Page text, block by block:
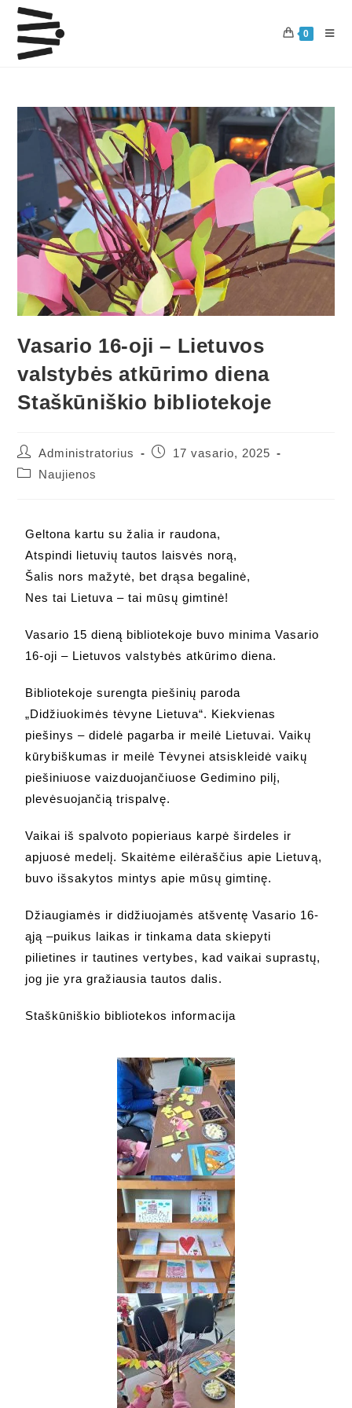
0
Vasario 16-oji – Lietuvos
valstybės atkūrimo diena
Staškūniškio bibliotekoje
Administratorius
17 vasario, 2025
Naujienos
Geltona kartu su žalia ir raudona,
Atspindi lietuvių tautos laisvės norą,
Šalis nors mažytė, bet drąsa begalinė,
Nes tai Lietuva – tai mūsų gimtinė!
Vasario 15 dieną bibliotekoje buvo minima Vasario
16-oji – Lietuvos valstybės atkūrimo diena.
Bibliotekoje surengta piešinių paroda
„Didžiuokimės tėvyne Lietuva“. Kiekvienas
piešinys – didelė pagarba ir meilė Lietuvai. Vaikų
kūrybiškumas ir meilė Tėvynei atsiskleidė vaikų
piešiniuose vaizduojančiuose Gedimino pilį,
plevėsuojančią trispalvę.
Vaikai iš spalvoto popieriaus karpė širdeles ir
apjuosė medelį. Skaitėme eilėraščius apie Lietuvą,
buvo išsakytos mintys apie mūsų gimtinę.
Džiaugiamės ir didžiuojamės atšventę Vasario 16-
ąją –puikus laikas ir tinkama data skiepyti
pilietines ir tautines vertybes, kad vaikai suprastų,
jog jie yra gražiausia tautos dalis.
Staškūniškio bibliotekos informacija